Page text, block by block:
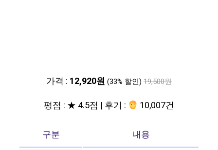
가격 : 12,920원 (33% 할인) 19,500원
평점 : ★ 4.5점 | 후기 : 10,007건
구분
내용